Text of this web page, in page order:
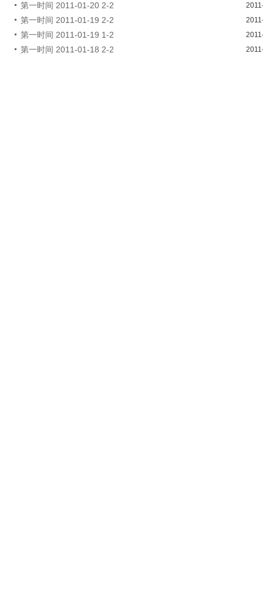
第一时间 2011-01-20 2-2
第一时间 2011-01-19 2-2
第一时间 2011-01-19 1-2
第一时间 2011-01-18 2-2